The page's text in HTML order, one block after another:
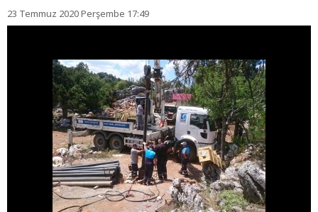
23 Temmuz 2020 Perşembe 17:49